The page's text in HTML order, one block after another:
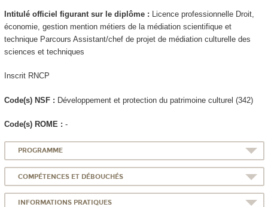
Intitulé officiel figurant sur le diplôme : Licence professionnelle Droit,
économie, gestion mention métiers de la médiation scientifique et
technique Parcours Assistant/chef de projet de médiation culturelle des
sciences et techniques
Inscrit RNCP
Code(s) NSF : Développement et protection du patrimoine culturel (342)
Code(s) ROME : -
PROGRAMME
COMPÉTENCES ET DÉBOUCHÉS
INFORMATIONS PRATIQUES